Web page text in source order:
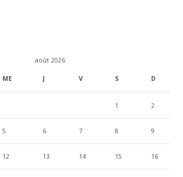
août 2026
ME J V S D
1 2
5 6 7 8 9
12 13 14 15 16